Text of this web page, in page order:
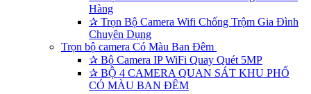
Hàng
✰ Trọn Bộ Camera Wifi Chống Trộm Gia Đình
Chuyên Dụng
Trọn bộ camera Có Màu Ban Đêm
✰ Bộ Camera IP WiFi Quay Quét 5MP
✰ BỘ 4 CAMERA QUAN SÁT KHU PHỐ
CÓ MÀU BAN ĐÊM